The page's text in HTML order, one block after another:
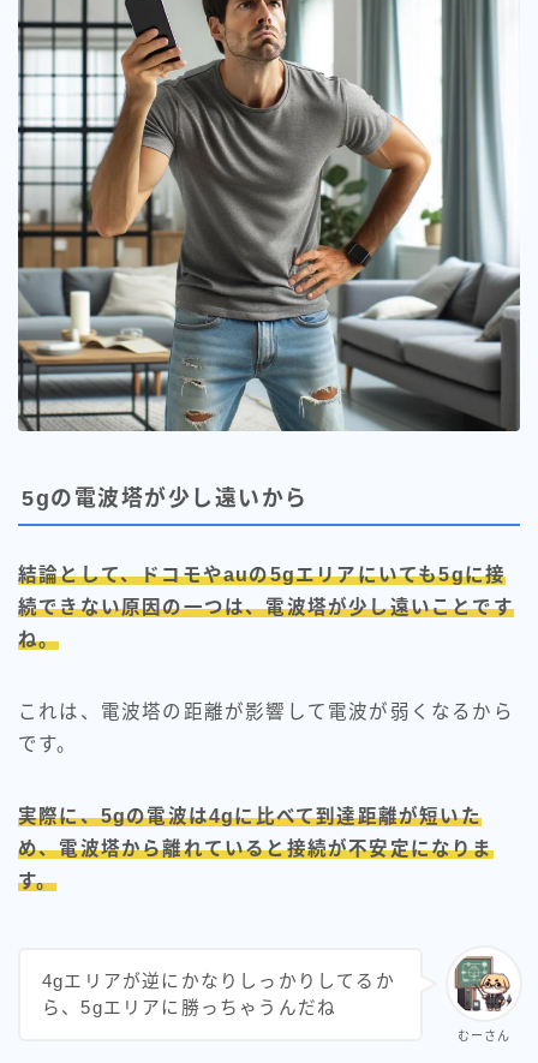
5gの電波塔が少し遠いから
結論として、ドコモやauの5gエリアにいても5gに接
続できない原因の一つは、電波塔が少し遠いことです
ね。
これは、電波塔の距離が影響して電波が弱くなるから
です。
実際に、5gの電波は4gに比べて到達距離が短いた
め、電波塔から離れていると接続が不安定になりま
す。
むーさん
4gエリアが逆にかなりしっかりしてるか
ら、5gエリアに勝っちゃうんだね